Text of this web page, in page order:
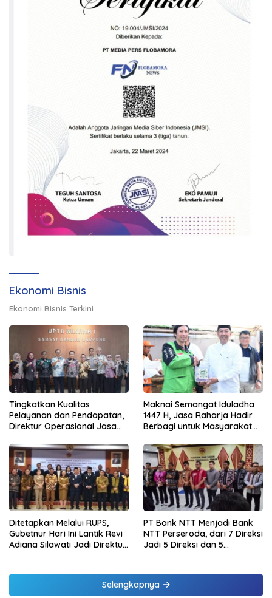
Ekonomi Bisnis
Ekonomi Bisnis Terkini
Tingkatkan Kualitas
Pelayanan dan Pendapatan,
Direktur Operasional Jasa
di Lampung dan Tinjau
Samsat Rajabasa
Maknai Semangat Iduladha
1447 H, Jasa Raharja Hadir
Berbagi untuk Masyarakat
Daging Kurban
Ditetapkan Melalui RUPS,
Gubetnur Hari Ini Lantik Revi
Adiana Silawati Jadi Direktur
PT Bank NTT Menjadi Bank
NTT Perseroda, dari 7 Direksi
Jadi 5 Direksi dan 5
Selengkapnya